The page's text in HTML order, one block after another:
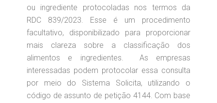
ou ingrediente protocoladas nos termos da
RDC 839/2023. Esse é um procedimento
facultativo, disponibilizado para proporcionar
mais clareza sobre a classificação dos
alimentos e ingredientes. As empresas
interessadas podem protocolar essa consulta
por meio do Sistema Solicita, utilizando o
código de assunto de petição 4144. Com base